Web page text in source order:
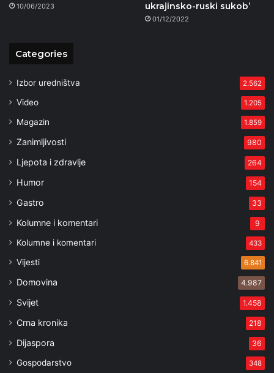
10/06/2023
ukrajinsko-ruski sukob’
01/12/2022
Categories
Izbor uredništva 2.562
Video 1.205
Magazin 1.859
Zanimljivosti 980
Ljepota i zdravlje 264
Humor 154
Gastro 33
Kolumne i komentari 9
Kolumne i komentari 433
Vijesti 6.841
Domovina 4.987
Svijet 1.458
Crna kronika 218
Dijaspora 36
Gospodarstvo 348